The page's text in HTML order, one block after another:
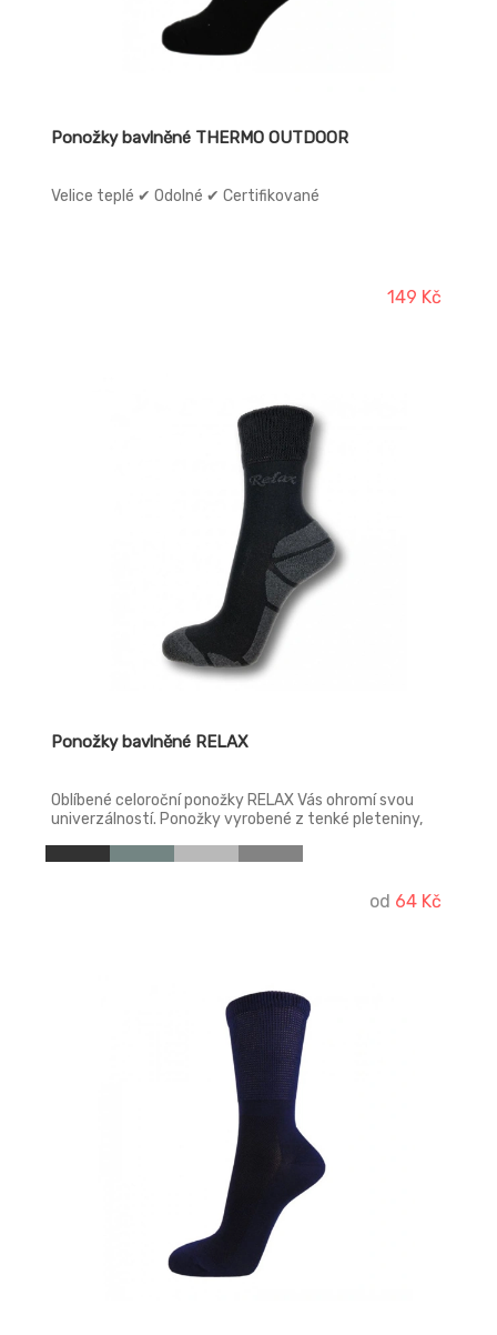
Ponožky bavlněné THERMO OUTDOOR
Velice teplé ✔ Odolné ✔ Certifikované
149 Kč
Ponožky bavlněné RELAX
Oblíbené celoroční ponožky RELAX Vás ohromí svou
univerzálností. Ponožky vyrobené z tenké pleteniny,
od 64 Kč